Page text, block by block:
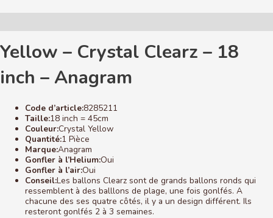
Yellow – Crystal Clearz – 18
inch – Anagram
Code d’article:8285211
Taille:18 inch = 45cm
Couleur:Crystal Yellow
Quantité:1 Pièce
Marque:Anagram
Gonfler à l’Helium:Oui
Gonfler à l’air:Oui
Conseil:Les ballons Clearz sont de grands ballons ronds qui
ressemblent à des balllons de plage, une fois gonlfés. A
chacune des ses quatre côtés, il y a un design différent. Ils
resteront gonlfés 2 à 3 semaines.